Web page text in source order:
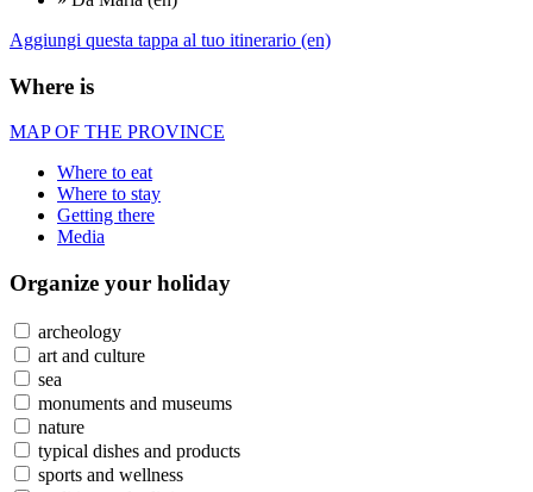
Aggiungi questa tappa al tuo itinerario (en)
Where is
MAP OF THE PROVINCE
Where to eat
Where to stay
Getting there
Media
Organize your holiday
archeology
art and culture
sea
monuments and museums
nature
typical dishes and products
sports and wellness